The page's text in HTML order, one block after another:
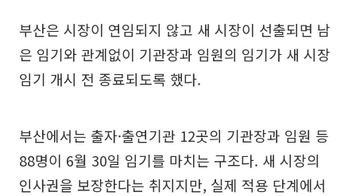
부산은 시장이 연임되지 않고 새 시장이 선출되면 남
은 임기와 관계없이 기관장과 임원의 임기가 새 시장
임기 개시 전 종료되도록 했다.
부산에서는 출자·출연기관 12곳의 기관장과 임원 등
88명이 6월 30일 임기를 마치는 구조다. 새 시장의
인사권을 보장한다는 취지지만, 실제 적용 단계에서